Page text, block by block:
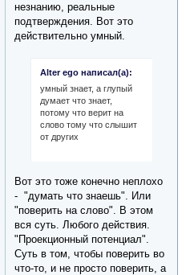
незнанию, реальные
подтверждения. Вот это
действительно умный.
Alter ego написал(а):
умный знает, а глупый
думает что знает,
потому что верит на
слово тому что слышит
от других
Вот это тоже конечно неплохо
- "думать что знаешь". Или
"поверить на слово". В этом
вся суть. Любого действия.
"Проекционный потенциал".
Суть в том, чтобы поверить во
что-то, и не просто поверить, а